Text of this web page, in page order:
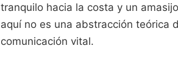
tranquilo hacia la costa y un
aquí no es una abstracción teórica
comunicación vital.